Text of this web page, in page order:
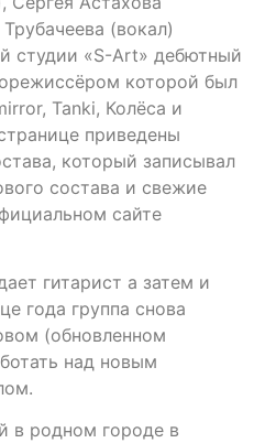
(вокал)
студии «S-Art» дебютный
которой был
Tanki, Колёса и
приведены
который записывал
состава и свежие
сайте
гитарист а затем и
года группа снова
(обновленном
над новым
в родном городе в